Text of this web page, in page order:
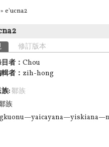
裡
» e'ucna2
索引標籤
(作用中頁籤)
修訂版本
者： Chou
者： zih-hong
:鄒族
族